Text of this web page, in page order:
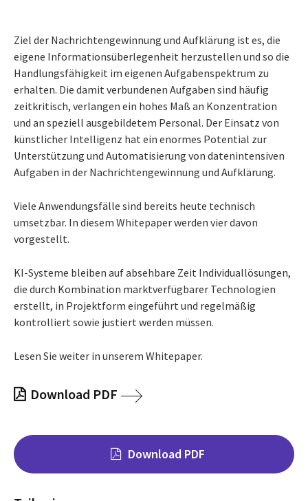
Ziel der Nachrichtengewinnung und Aufklärung ist es, die
eigene Informationsüberlegenheit herzustellen und so die
Handlungsfähigkeit im eigenen Aufgabenspektrum zu
erhalten. Die damit verbundenen Aufgaben sind häufig
zeitkritisch, verlangen ein hohes Maß an Konzentration
und an speziell ausgebildetem Personal. Der Einsatz von
künstlicher Intelligenz hat ein enormes Potential zur
Unterstützung und Automatisierung von datenintensiven
Aufgaben in der Nachrichtengewinnung und Aufklärung.
Viele Anwendungsfälle sind bereits heute technisch
umsetzbar. In diesem Whitepaper werden vier davon
vorgestellt.
KI-Systeme bleiben auf absehbare Zeit Individuallösungen,
die durch Kombination marktverfügbarer Technologien
erstellt, in Projektform eingeführt und regelmäßig
kontrolliert sowie justiert werden müssen.
Lesen Sie weiter in unserem Whitepaper.
Download PDF
Download PDF